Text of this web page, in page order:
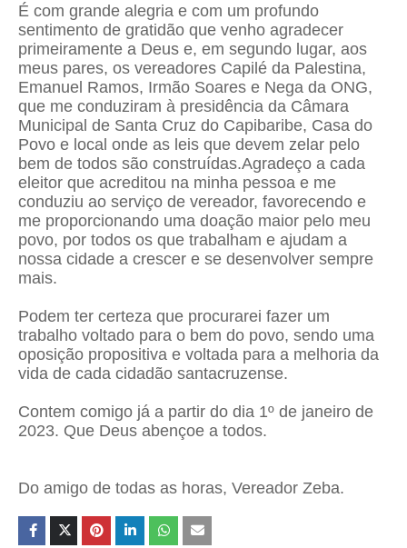
É com grande alegria e com um profundo
sentimento de gratidão que venho agradecer
primeiramente a Deus e, em segundo lugar, aos
meus pares, os vereadores Capilé da Palestina,
Emanuel Ramos, Irmão Soares e Nega da ONG,
que me conduziram à presidência da Câmara
Municipal de Santa Cruz do Capibaribe, Casa do
Povo e local onde as leis que devem zelar pelo
bem de todos são construídas.Agradeço a cada
eleitor que acreditou na minha pessoa e me
conduziu ao serviço de vereador, favorecendo e
me proporcionando uma doação maior pelo meu
povo, por todos os que trabalham e ajudam a
nossa cidade a crescer e se desenvolver sempre
mais.
Podem ter certeza que procurarei fazer um
trabalho voltado para o bem do povo, sendo uma
oposição propositiva e voltada para a melhoria da
vida de cada cidadão santacruzense.
Contem comigo já a partir do dia 1º de janeiro de
2023. Que Deus abençoe a todos.
Do amigo de todas as horas, Vereador Zeba.